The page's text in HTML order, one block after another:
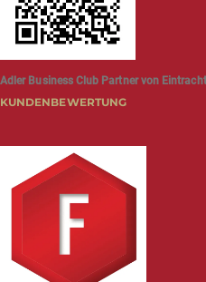
Adler Business Club Partner von
KUNDENBEWERTUNG